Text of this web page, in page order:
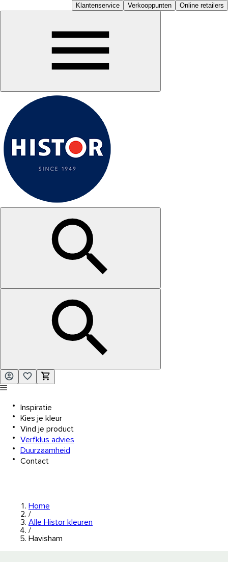
Klantenservice Verkooppunten Online retailers
Inspiratie
Kies je kleur
Vind je product
Verfklus advies
Duurzaamheid
Contact
Home
/
Alle Histor kleuren
/
Havisham